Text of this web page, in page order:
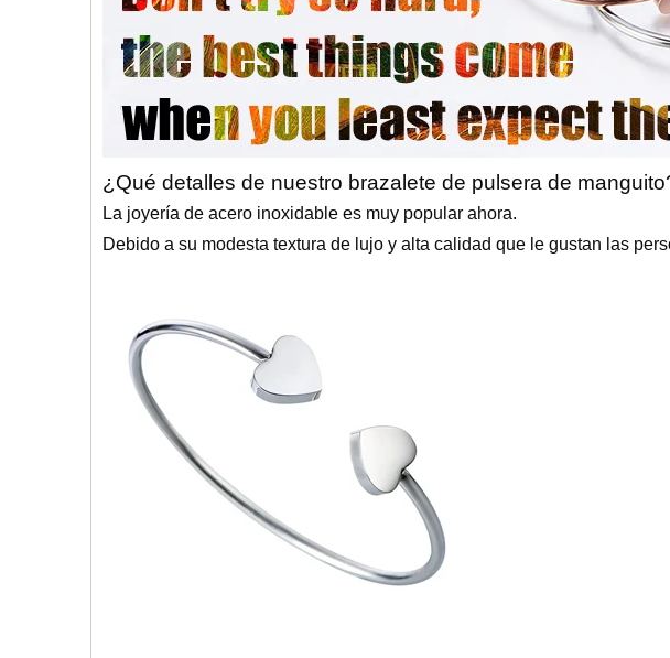
¿Qué detalles de nuestro brazalete de pulsera de
La joyería de acero inoxidable es muy popular ahora.
Debido a su modesta textura de lujo y alta calidad que le gustan las